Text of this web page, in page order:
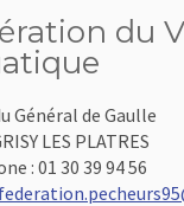
du
Général de Gaulle
LES PLATRES
: 01 30 39 94 56